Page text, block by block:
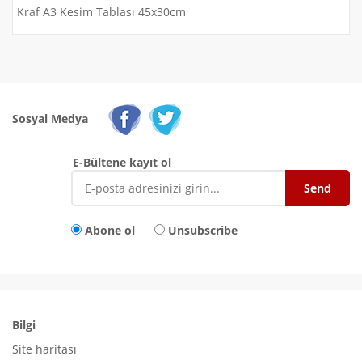
Kraf A3 Kesim Tablası 45x30cm
Sosyal Medya
E-Bültene kayıt ol
Abone ol Unsubscribe
Bilgi
Site haritası